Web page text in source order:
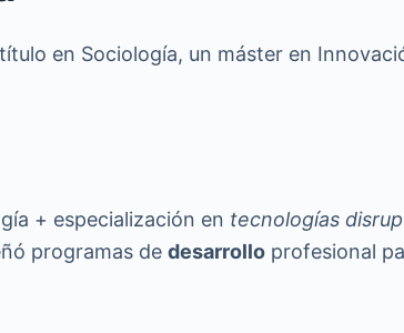
en Sociología, un máster en
+ especialización en tecnologías
programas de desarrollo profesional